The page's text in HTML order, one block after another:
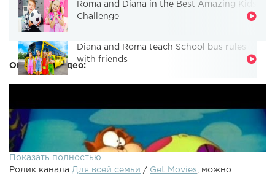
Roma and Diana in the Best Amazing Kids
Challenge
Diana and Roma teach School bus rules
with friends
Описание видео:
Показать полностью
Ролик канала Для всей семьи / Get Movies , можно